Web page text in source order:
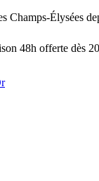
Champs-Élysées
48h offerte dès